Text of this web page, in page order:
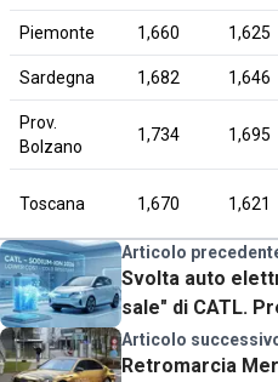
Piemonte 1,660 1,625
Sardegna 1,682 1,646
Prov.
Bolzano
1,734 1,695
Toscana 1,670 1,621
Articolo
Svolta auto
sale" di CATL.
problemi con il
Articolo
Retromarcia